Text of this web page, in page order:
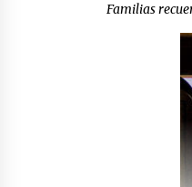
Familias